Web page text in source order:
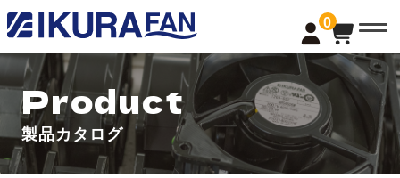
0
t
o
g
l
e
a
v
i
g
Product
製品カタログ